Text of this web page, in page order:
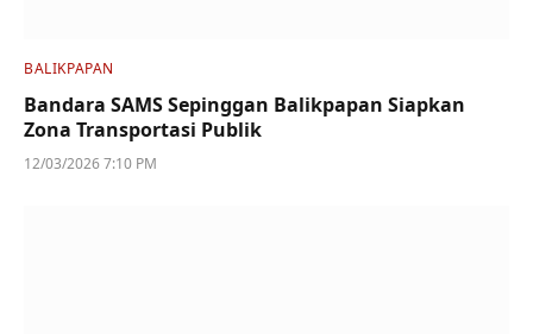
BALIKPAPAN
Bandara SAMS Sepinggan Balikpapan Siapkan
Zona Transportasi Publik
12/03/2026 7:10 PM